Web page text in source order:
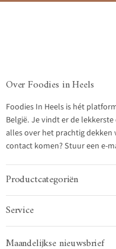
Over Foodies in Heels
Foodies In Heels is hét
België. Je vindt er de
alles over het prachtig dekken
contact komen? Stuur een e-
Productcategoriën
Service
Maandelijkse nieuwsbrief